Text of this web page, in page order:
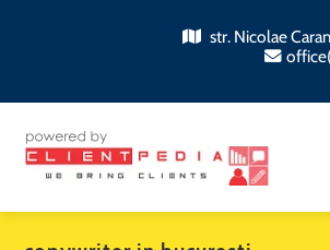
str. Nicolae